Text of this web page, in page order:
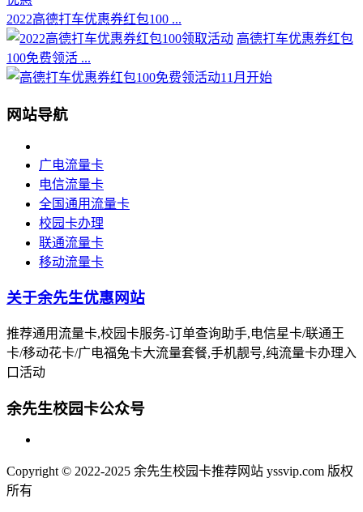
2022高德打车优惠券红包100 ...
高德打车优惠券红包
100免费领活 ...
网站导航
广电流量卡
电信流量卡
全国通用流量卡
校园卡办理
联通流量卡
移动流量卡
关于余先生优惠网站
推荐通用流量卡,校园卡服务-订单查询助手,电信星卡/联通王
卡/移动花卡/广电福兔卡大流量套餐,手机靓号,纯流量卡办理入
口活动
余先生校园卡公众号
Copyright © 2022-2025 余先生校园卡推荐网站 yssvip.com 版权
所有